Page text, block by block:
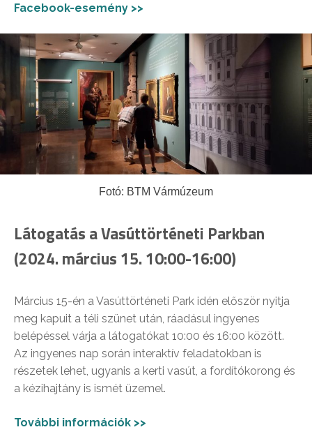
Facebook-esemény >>
Fotó: BTM Vármúzeum
Látogatás a Vasúttörténeti Parkban
(2024. március 15. 10:00-16:00)
Március 15-én a Vasúttörténeti Park idén először nyitja
meg kapuit a téli szünet után, ráadásul ingyenes
belépéssel várja a látogatókat 10:00 és 16:00 között.
Az ingyenes nap során interaktív feladatokban is
részetek lehet, ugyanis a kerti vasút, a fordítókorong és
a kézihajtány is ismét üzemel.
További információk >>